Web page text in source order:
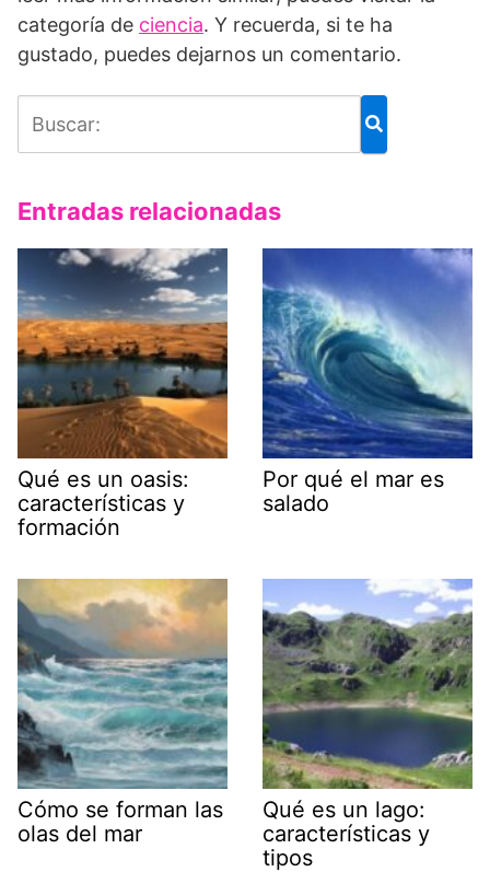
categoría de ciencia. Y recuerda, si te ha
gustado, puedes dejarnos un comentario.
Entradas relacionadas
Qué es un oasis:
características y
formación
Por qué el mar es
salado
Cómo se forman las
olas del mar
Qué es un lago:
características y
tipos